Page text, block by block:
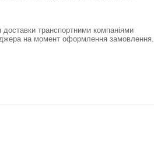
транспортними компаніями
на момент оформлення замовлення.